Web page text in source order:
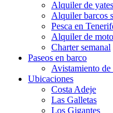
Alquiler de
Alquiler barcos
Pesca en
Alquiler de
Charter semanal
Paseos en barco
Avistamiento de
Ubicaciones
Costa Adeje
Las Galletas
Los Gigantes